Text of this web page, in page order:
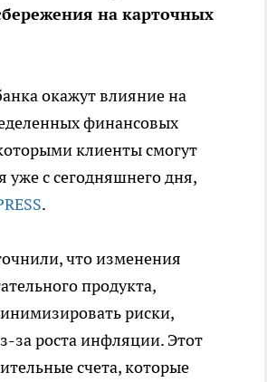
на карточных
окажут влияние на
финансовых
клиенты смогут
уже с сегодняшнего дня,
.
что изменения
продукта,
риски,
за роста инфляции. Этот
счета, которые